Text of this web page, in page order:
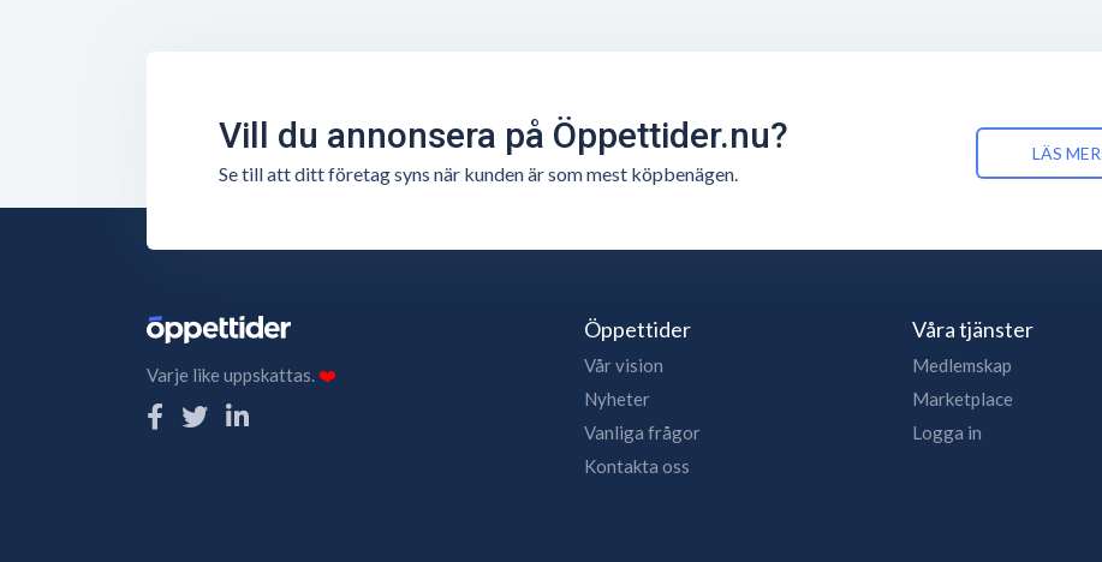
Vill du annonsera på Öppettider.nu?
Se till att ditt företag syns när kunden är som mest köpbenägen.
LÄS MER
Varje like uppskattas.❤️
Öppettider
Vår vision
Nyheter
Vanliga frågor
Kontakta oss
Våra tjänster
Medlemskap
Marketplace
Logga in